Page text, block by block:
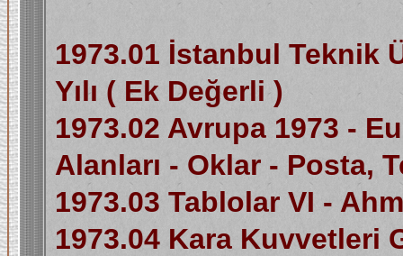
1973.01 İstanbul Teknik
Yılı ( Ek Değerli )
1973.02 Avrupa 1973 -
Alanları - Oklar - Posta,
1973.03 Tablolar VI -
1973.04 Kara Kuvvetleri